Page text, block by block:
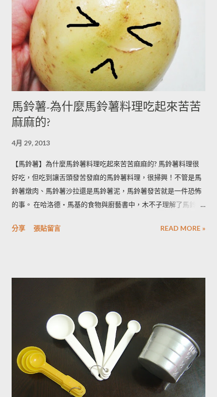
馬鈴薯-為什麼馬鈴薯料理吃起來苦苦
麻麻的?
4月 29, 2013
【馬鈴薯】為什麼馬鈴薯料理吃起來苦苦麻麻的? 馬鈴薯料理很
好吃，但吃到讓舌頭發苦發麻的馬鈴薯料理，很掃興！不管是馬
鈴薯燉肉、馬鈴薯沙拉還是馬鈴薯泥，馬鈴薯發苦就是一件恐怖
的事。 在哈洛德‧馬基的食物與廚藝書中，木不子理解了馬鈴薯
房知識！ ◆ 馬鈴薯有苦味正常嗎？ 正常。馬鈴薯以含有大量茄
含量超標的跡象。 此外在壓力環境下生長與光線曝曬環境，都可
能引起生物鹼含量倍增，甚至到正常量(每100公克馬鈴薯含2~15
毫克生物鹼)的三倍。 (書中提到的壓力環境下生長，木不子不是
很了解壓力環境的定義，歡迎有種植經驗的朋友分享。) ◆ 馬鈴
薯應該如何正確儲藏？ 1. 放在陰暗角落避免受光線照射持續增加
生物鹼。 2. 別放進冰箱冷藏，低溫冷藏儲存過的馬鈴薯，切開後
烹煮變黑的情形較常溫儲存的馬鈴薯嚴重。 2014/12/12修正，
分享 張貼留言 READ MORE »